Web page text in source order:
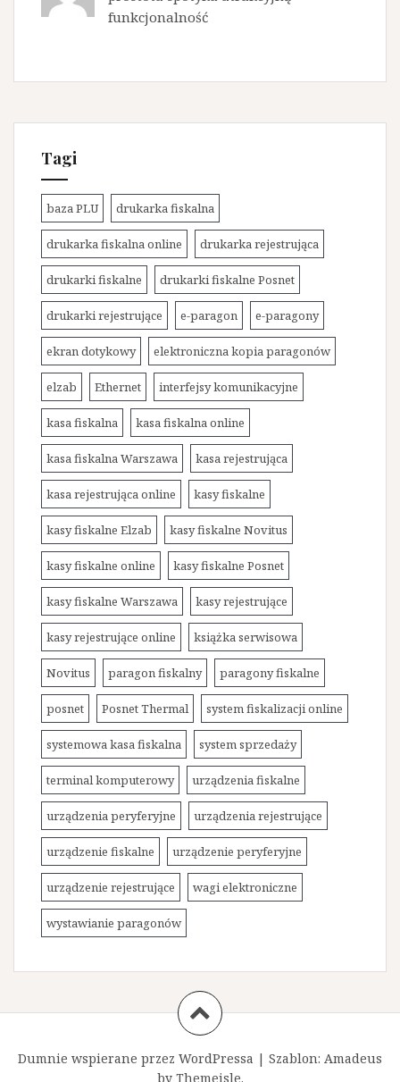
funkcjonalność
Tagi
baza PLU drukarka fiskalna
drukarka fiskalna online drukarka rejestrująca
drukarki fiskalne drukarki fiskalne Posnet
drukarki rejestrujące e-paragon e-paragony
ekran dotykowy elektroniczna kopia paragonów
elzab Ethernet interfejsy komunikacyjne
kasa fiskalna kasa fiskalna online
kasa fiskalna Warszawa kasa rejestrująca
kasa rejestrująca online kasy fiskalne
kasy fiskalne Elzab kasy fiskalne Novitus
kasy fiskalne online kasy fiskalne Posnet
kasy fiskalne Warszawa kasy rejestrujące
kasy rejestrujące online książka serwisowa
Novitus paragon fiskalny paragony fiskalne
posnet Posnet Thermal system fiskalizacji online
systemowa kasa fiskalna system sprzedaży
terminal komputerowy urządzenia fiskalne
urządzenia peryferyjne urządzenia rejestrujące
urządzenie fiskalne urządzenie peryferyjne
urządzenie rejestrujące wagi elektroniczne
wystawianie paragonów
Dumnie wspierane przez WordPressa | Szablon: Amadeus
by Themeisle.